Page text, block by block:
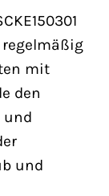
mit
den
und
und